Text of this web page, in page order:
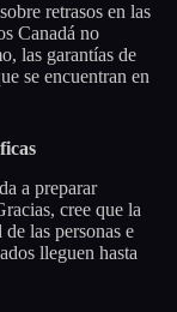
retrasos en las
Canadá no
las garantías de
se encuentran en
a preparar
cree que la
las personas e
lleguen hasta